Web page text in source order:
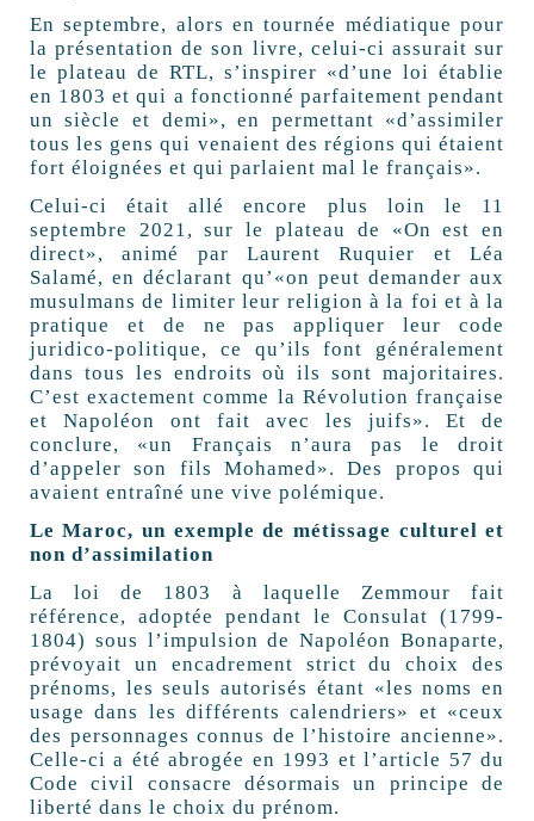
En septembre, alors en tournée médiatique pour
la présentation de son livre, celui-ci assurait sur
le plateau de RTL, s’inspirer «d’une loi établie
en 1803 et qui a fonctionné parfaitement pendant
un siècle et demi», en permettant «d’assimiler
tous les gens qui venaient des régions qui étaient
fort éloignées et qui parlaient mal le français».
Celui-ci était allé encore plus loin le 11
septembre 2021, sur le plateau de «On est en
direct», animé par Laurent Ruquier et Léa
Salamé, en déclarant qu’«on peut demander aux
musulmans de limiter leur religion à la foi et à la
pratique et de ne pas appliquer leur code
juridico-politique, ce qu’ils font généralement
dans tous les endroits où ils sont majoritaires.
C’est exactement comme la Révolution française
et Napoléon ont fait avec les juifs». Et de
conclure, «un Français n’aura pas le droit
d’appeler son fils Mohamed». Des propos qui
avaient entraîné une vive polémique.
Le Maroc, un exemple de métissage culturel et
non d’assimilation
La loi de 1803 à laquelle Zemmour fait
référence, adoptée pendant le Consulat (1799-
1804) sous l’impulsion de Napoléon Bonaparte,
prévoyait un encadrement strict du choix des
prénoms, les seuls autorisés étant «les noms en
usage dans les différents calendriers» et «ceux
des personnages connus de l’histoire ancienne».
Celle-ci a été abrogée en 1993 et l’article 57 du
Code civil consacre désormais un principe de
liberté dans le choix du prénom.